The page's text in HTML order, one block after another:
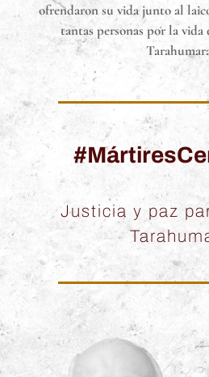
ofrendaron su vida junto al
tantas personas por la vida
Justicia y paz